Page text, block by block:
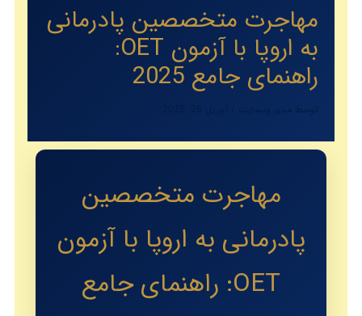
مهاجرت متخصصین پادرمانی
به اروپا با آزمون OET:
راهنمای جامع 2025
توسط مدیر وبسایت
مهاجرت متخصصین
پادرمانی به اروپا با آزمون
OET: راهنمای جامع